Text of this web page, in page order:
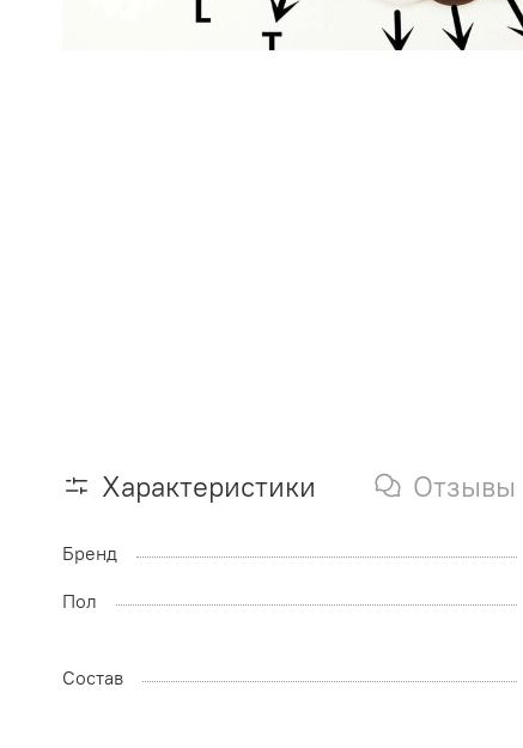
Характеристики Отзывы
Бренд
Пол
Состав